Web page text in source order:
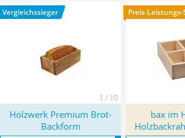
Nespresso-Maschine
Messerschärfer
und Größen backen zu können. Überzeugt
August 2026 besonders das Modell
Vergleichssieger
1 / 10
Preis-Leistungs-
Holzwerk Premium Brot-
Backform
bax im